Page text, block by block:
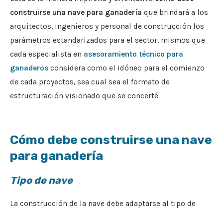
construirse una nave para ganadería que brindará a los
arquitectos, ingenieros y personal de construcción los
parámetros estandarizados para el sector, mismos que
cada especialista en asesoramiento técnico para
ganaderos considera como el idóneo para el comienzo
de cada proyectos, sea cual sea el formato de
estructuración visionado que se concerté.
Cómo debe construirse una nave
para ganadería
Tipo de nave
La construcción de la nave debe adaptarse al tipo de